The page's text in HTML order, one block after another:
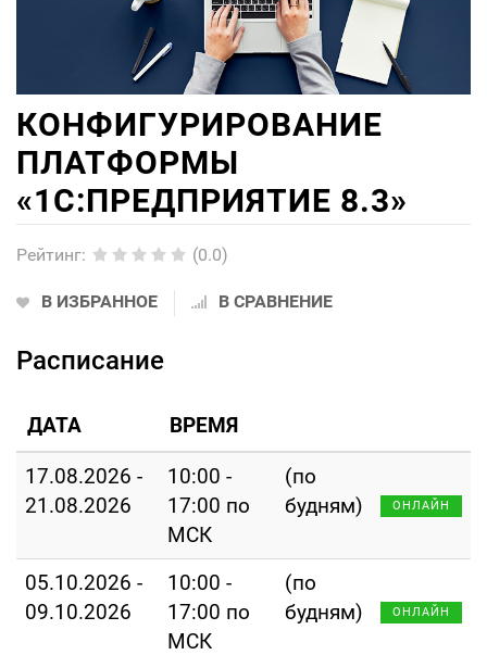
КОНФИГУРИРОВАНИЕ
ПЛАТФОРМЫ
«1С:ПРЕДПРИЯТИЕ 8.3»
Рейтинг: (0.0)
В ИЗБРАННОЕ В СРАВНЕНИЕ
Расписание
ДАТА ВРЕМЯ
17.08.2026 -
21.08.2026
10:00 -
17:00 по
МСК
(по
будням)
ОНЛАЙН
05.10.2026 -
09.10.2026
10:00 -
17:00 по
МСК
(по
будням)
ОНЛАЙН